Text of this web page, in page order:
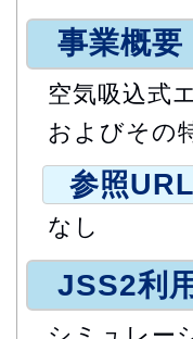
事業概要
空気吸込式
およびその
参照URL
なし
JSS2利